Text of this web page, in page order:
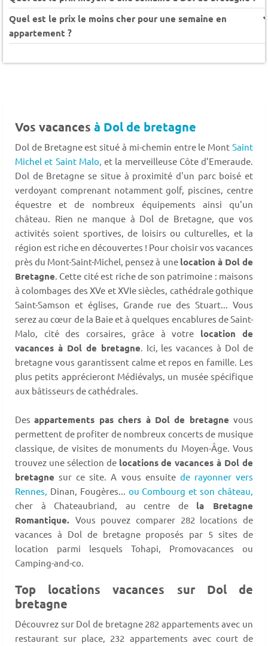
Quel est le prix le moins cher pour une semaine en
appartement ?
Vos vacances à Dol de bretagne
Dol de Bretagne est situé à mi-chemin entre le Mont Saint
Michel et Saint Malo, et la merveilleuse Côte d’Emeraude.
Dol de Bretagne se situe à proximité d'un parc boisé et
verdoyant comprenant notamment golf, piscines, centre
équestre et de nombreux équipements ainsi qu'un
château. Rien ne manque à Dol de Bretagne, que vos
activités soient sportives, de loisirs ou culturelles, et la
région est riche en découvertes ! Pour choisir vos vacances
près du Mont-Saint-Michel, pensez à une location à Dol de
Bretagne. Cette cité est riche de son patrimoine : maisons
à colombages des XVe et XVIe siècles, cathédrale gothique
Saint-Samson et églises, Grande rue des Stuart... Vous
serez au cœur de la Baie et à quelques encablures de Saint-
Malo, cité des corsaires, grâce à votre location de
vacances à Dol de bretagne. Ici, les vacances à Dol de
bretagne vous garantissent calme et repos en famille. Les
plus petits apprécieront Médiévalys, un musée spécifique
aux bâtisseurs de cathédrales.
Desappartements pas chers à Dol de bretagne vous
permettent de profiter de nombreux concerts de musique
classique, de visites de monuments du Moyen-Âge. Vous
trouvez une sélection de locations de vacances à Dol de
bretagne sur ce site. A vous ensuite de rayonner vers
Rennes, Dinan, Fougères... ou Combourg et son château,
cher à Chateaubriand, au centre de la Bretagne
Romantique. Vous pouvez comparer 282 locations de
vacances à Dol de bretagne proposés par 5 sites de
location parmi lesquels Tohapi, Promovacances ou
Camping-and-co.
Top locations vacances sur Dol de
bretagne
Découvrez sur Dol de bretagne 282 appartements avec un
restaurant sur place, 232 appartements avec court de